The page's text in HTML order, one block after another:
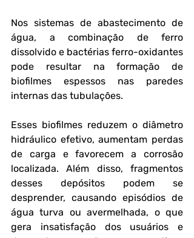
Nos sistemas de abastecimento de
água, a combinação de ferro
dissolvido e bactérias ferro-oxidantes
pode resultar na formação de
biofilmes espessos nas paredes
internas das tubulações.
Esses biofilmes reduzem o diâmetro
hidráulico efetivo, aumentam perdas
de carga e favorecem a corrosão
localizada. Além disso, fragmentos
desses depósitos podem se
desprender, causando episódios de
água turva ou avermelhada, o que
gera insatisfação dos usuários e